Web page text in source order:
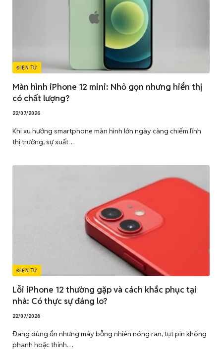
ĐIỆN TỬ
Màn hình iPhone 12 mini: Nhỏ gọn nhưng hiển thị
có chất lượng?
22/07/2026
Khi xu hướng smartphone màn hình lớn ngày càng chiếm lĩnh
thị trường, sự xuất…
ĐIỆN TỬ
Lỗi iPhone 12 thường gặp và cách khắc phục tại
nhà: Có thực sự đáng lo?
22/07/2026
Đang dùng ổn nhưng máy bỗng nhiên nóng ran, tụt pin không
phanh hoặc thỉnh…